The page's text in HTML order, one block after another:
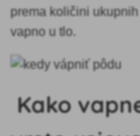
prema količini
vapno u tlo.
Kako